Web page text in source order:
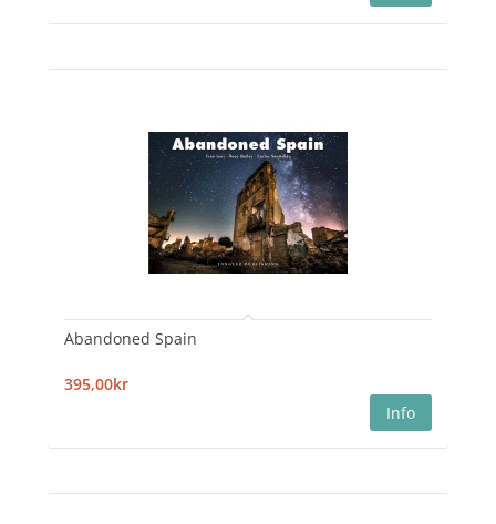
Abandoned Spain
395,00kr